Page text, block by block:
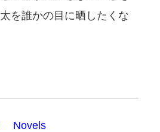
を誰かの目に晒したくな
Novels